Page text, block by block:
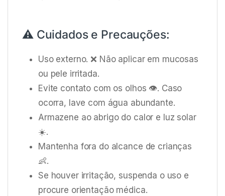
⚠️ Cuidados e Precauções:
Uso externo. ❌ Não aplicar em mucosas
ou pele irritada.
Evite contato com os olhos 👁️. Caso
ocorra, lave com água abundante.
Armazene ao abrigo do calor e luz solar
☀️.
Mantenha fora do alcance de crianças
👶.
Se houver irritação, suspenda o uso e
procure orientação médica.